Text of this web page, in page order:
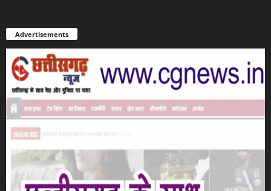
Advertisements